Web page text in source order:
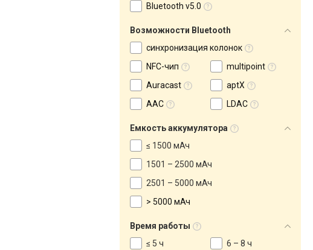
Bluetooth v5.0
Возможности Bluetooth
синхронизация колонок
NFC-чип
multipoint
Auracast
aptX
AAC
LDAC
Емкость аккумулятора
≤ 1500 мАч
1501 – 2500 мАч
2501 – 5000 мАч
> 5000 мАч
Время работы
≤ 5 ч
6 – 8 ч